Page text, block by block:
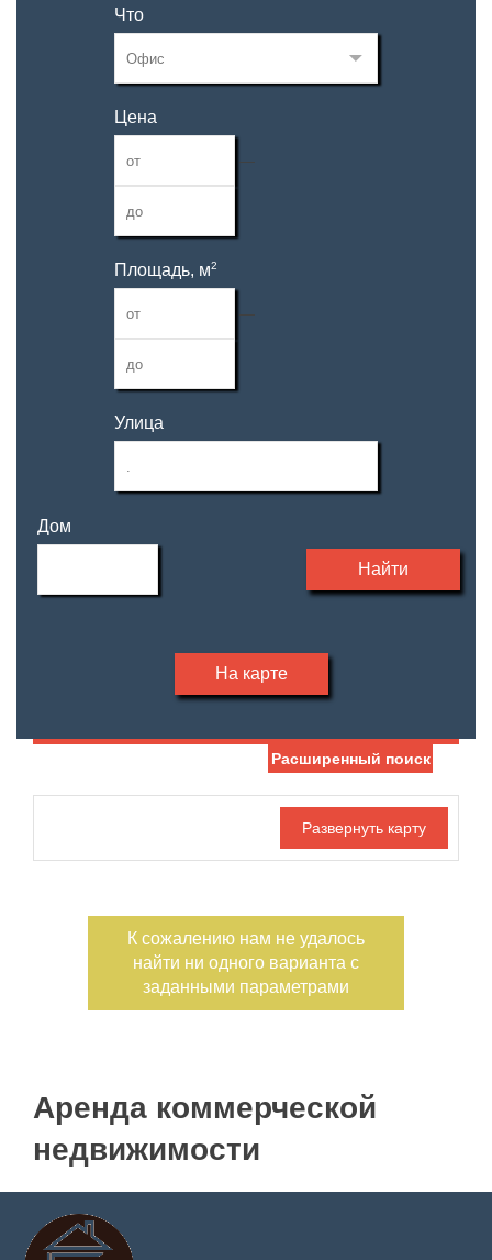
Что
Цена
—
Площадь, м2
—
Улица
Дом
Найти
На карте
С фото
Отдельный вход
Расширенный поиск
К сожалению нам не удалось
найти ни одного варианта с
заданными параметрами
Аренда коммерческой
недвижимости